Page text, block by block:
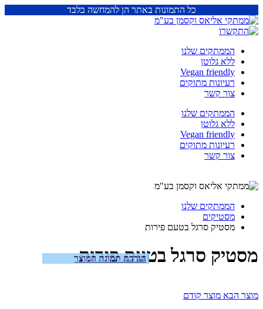
כל התמונות באתר הן להמחשה בלבד
הממתקים שלנו
ללא גלוטן
Vegan friendly
רעיונות מתוקים
צור קשר
הממתקים שלנו
ללא גלוטן
Vegan friendly
רעיונות מתוקים
צור קשר
הממתקים שלנו
מסטיקים
מסטיק סרגל בטעם פירות
מסטיק סרגל בטעם פירות
הורדת תמונת המוצר
מוצר הבא מוצר קודם